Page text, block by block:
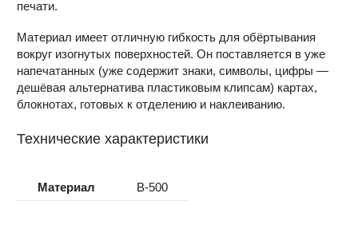
печати.
Материал имеет отличную гибкость для обёртывания
вокруг изогнутых поверхностей. Он поставляется в уже
напечатанных (уже содержит знаки, символы, цифры —
дешёвая альтернатива пластиковым клипсам) картах,
блокнотах, готовых к отделению и наклеиванию.
Технические характеристики
Материал B-500